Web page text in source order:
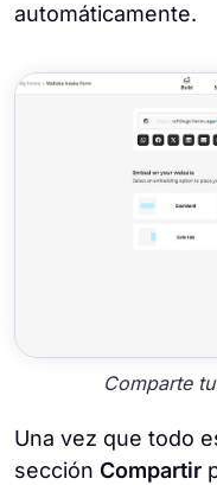
automáticamente.
Comparte
Una vez que todo
sección Compartir